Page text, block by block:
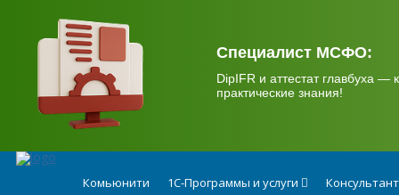
Специалист МСФО:
DipIFR и аттестат главбуха —
практические знания!
Комьюнити 1С-Программы и услуги